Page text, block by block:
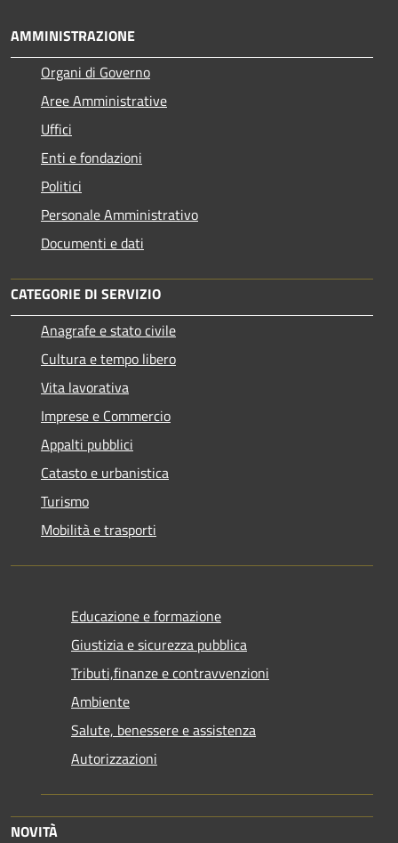
AMMINISTRAZIONE
Organi di Governo
Aree Amministrative
Uffici
Enti e fondazioni
Politici
Personale Amministrativo
Documenti e dati
CATEGORIE DI SERVIZIO
Anagrafe e stato civile
Cultura e tempo libero
Vita lavorativa
Imprese e Commercio
Appalti pubblici
Catasto e urbanistica
Turismo
Mobilità e trasporti
Educazione e formazione
Giustizia e sicurezza pubblica
Tributi,finanze e contravvenzioni
Ambiente
Salute, benessere e assistenza
Autorizzazioni
NOVITÀ